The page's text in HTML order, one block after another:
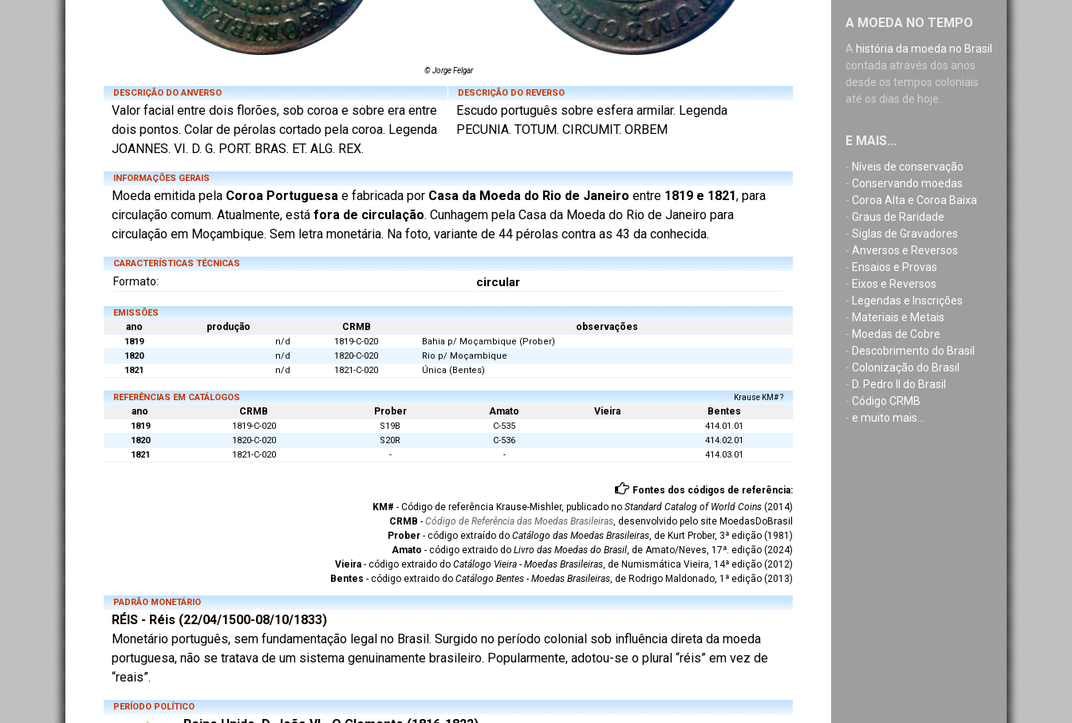
A MOEDA NO TEMPO
A história da moeda no Brasil
contada através dos anos
desde os tempos coloniais
até os dias de hoje.
E MAIS...
- Níveis de conservação
- Conservando moedas
- Coroa Alta e Coroa Baixa
- Graus de Raridade
- Siglas de Gravadores
- Anversos e Reversos
- Ensaios e Provas
- Eixos e Reversos
-
Legendas e Inscrições
- Materiais e Metais
- Moedas de Cobre
- Descobrimento do Brasil
- Colonização do Brasil
- D. Pedro II do Brasil
- Código CRMB
- e muito mais...
© Jorge Felgar
DESCRIÇÃO DO ANVERSO
Valor facial entre dois florões, sob coroa e sobre era entre
dois pontos. Colar de pérolas cortado pela coroa. Legenda
JOANNES. VI. D. G. PORT. BRAS. ET. ALG. REX.
DESCRIÇÃO DO REVERSO
Escudo português sobre esfera armilar. Legenda
PECUNIA. TOTUM. CIRCUMIT. ORBEM
INFORMAÇÕES GERAIS
Moeda emitida pela Coroa Portuguesa e fabricada por Casa da Moeda do Rio de Janeiro entre 1819 e 1821, para
circulação comum. Atualmente, está fora de circulação. Cunhagem pela Casa da Moeda do Rio de Janeiro para
circulação em Moçambique. Sem letra monetária. Na foto, variante de 44 pérolas contra as 43 da conhecida.
CARACTERÍSTICAS TÉCNICAS
Formato: circular
EMISSÕES
ano produção CRMB observações
1819 n/d 1819-C-020
Bahia p/ Moçambique (Prober)
1820
n/d 1820-C-020
Rio p/ Moçambique
1821
n/d 1821-C-020 Única (Bentes)
REFERÊNCIAS EM CATÁLOGOS Krause KM# ?
ano CRMB Prober Amato Vieira Bentes
1819 1819-C-020 S19B C-535
414.01.01
1820
1820-C-020 S20R C-536
414.02.01
1821
1821-C-020 - - 414.03.01
Fontes dos códigos de referência:
KM# - Código de referência Krause-Mishler, publicado no Standard Catalog of World Coins (2014)
CRMB - Código de Referência das Moedas Brasileiras, desenvolvido pelo site MoedasDoBrasil
Prober - código extraído do Catálogo das Moedas Brasileiras, de Kurt Prober, 3ª edição (1981)
Amato - código extraido do Livro das Moedas do Brasil, de Amato/Neves, 17ª. edição (2024)
Vieira - código extraido do Catálogo Vieira - Moedas Brasileiras, de Numismática Vieira, 14ª edição (2012)
Bentes - código extraido do Catálogo Bentes - Moedas Brasileiras, de Rodrigo Maldonado, 1ª edição (2013)
PADRÃO MONETÁRIO
RÉIS - Réis (22/04/1500-08/10/1833)
Monetário português, sem fundamentação legal no Brasil. Surgido no período colonial sob influência direta da moeda
portuguesa, não se tratava de um sistema genuinamente brasileiro. Popularmente, adotou-se o plural “réis” em vez de
“reais”.
PERÍODO POLÍTICO